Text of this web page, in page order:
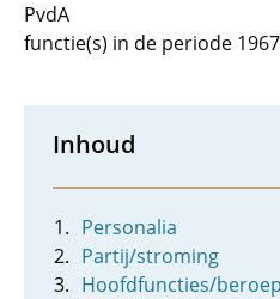
PvdA
functie(s) in de periode
Inhoud
Personalia
Partij/stroming
Hoofdfuncties/